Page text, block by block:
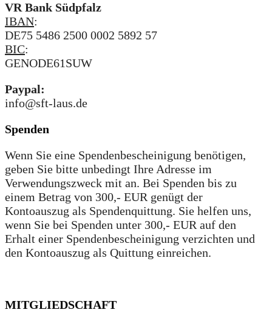
VR Bank Südpfalz
IBAN:
DE75 5486 2500 0002 5892 57
BIC:
GENODE61SUW
Paypal:
info@sft-laus.de
Spenden
Wenn Sie eine Spendenbescheinigung benötigen,
geben Sie bitte unbedingt Ihre Adresse im
Verwendungszweck mit an. Bei Spenden bis zu
einem Betrag von 300,- EUR genügt der
Kontoauszug als Spendenquittung. Sie helfen uns,
wenn Sie bei Spenden unter 300,- EUR auf den
Erhalt einer Spendenbescheinigung verzichten und
den Kontoauszug als Quittung einreichen.
MITGLIEDSCHAFT